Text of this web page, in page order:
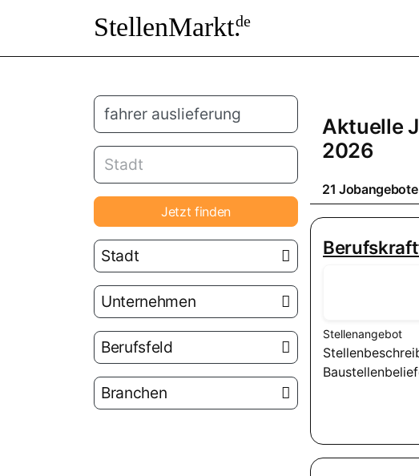
StellenMarkt.de
Jetzt finden
Stadt
Unternehmen
Berufsfeld
Branchen
Aktuelle
2026
21
Stellenangebot